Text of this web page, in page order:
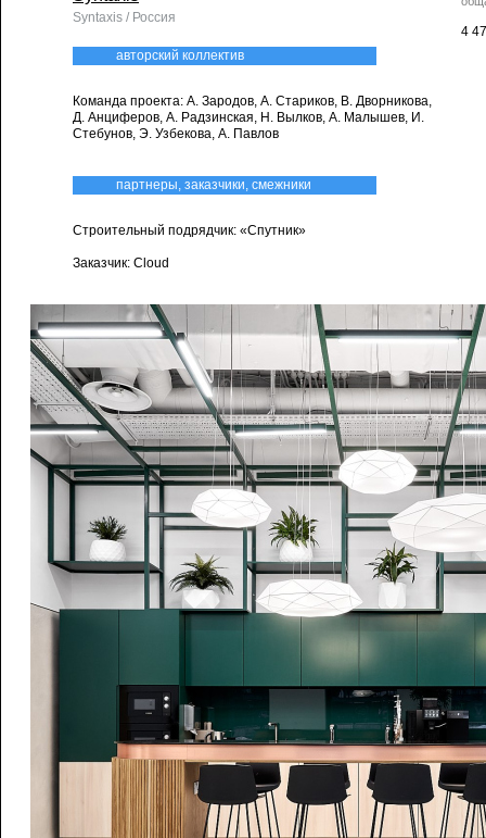
4
Syntaxis / Россия
авторский коллектив
Команда проекта: А. Зародов, А. Стариков, В. Дворникова,
Д. Анциферов, А. Радзинская, Н. Вылков, А. Малышев, И.
Стебунов, Э. Узбекова, А. Павлов
партнеры, заказчики, смежники
Строительный подрядчик: «Спутник»
Заказчик: Cloud